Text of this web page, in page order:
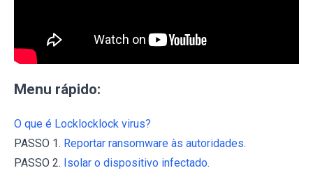
Menu rápido:
O que é Locklocklock virus?
PASSO 1. Reportar ransomware às autoridades.
PASSO 2. Isolar o dispositivo infectado.